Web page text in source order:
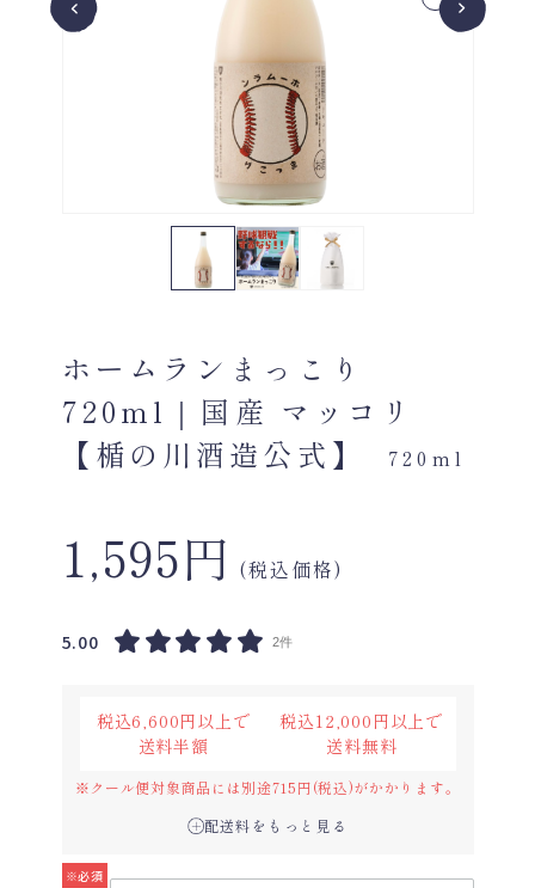
ホームランまっこり
720ml｜国産 マッコリ
【楯の川酒造公式】
720ml
1,595円 (税込価格)
5.00 2件
税込6,600円以上で
送料半額
税込12,000円以上で
送料無料
※クール便対象商品には別途715円(税込)がかかります。
配送料をもっと見る